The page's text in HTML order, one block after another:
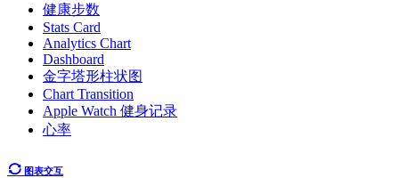
健康步数
Stats Card
Analytics Chart
Dashboard
金字塔形柱状图
Chart Transition
Apple Watch 健身记录
心率
图表交互